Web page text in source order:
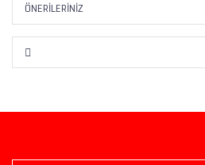
ÖNERILERINIZ